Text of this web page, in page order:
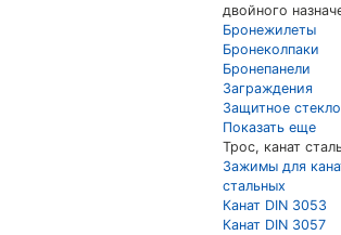
двойного
Бронежилеты
Бронеколпаки
Бронепанели
Заграждения
Защитное стекло
Показать еще
Трос, канат
Зажимы для
стальных
Канат DIN 3053
Канат DIN 3057